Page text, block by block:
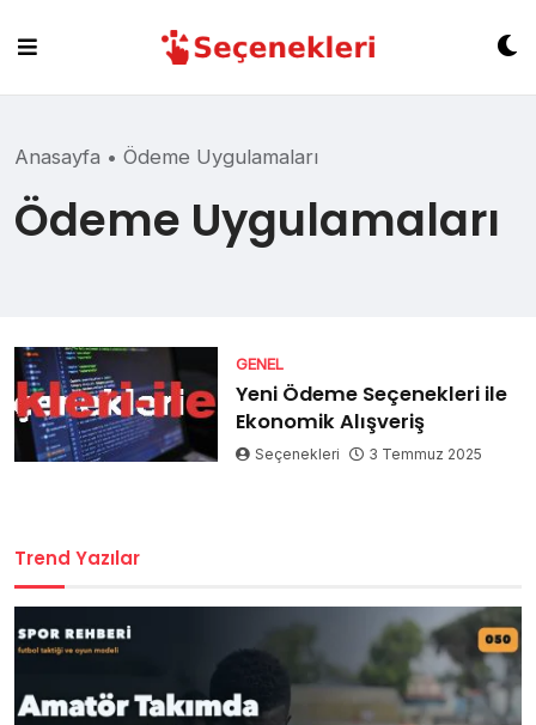
content
Anasayfa • Ödeme Uygulamaları
Ödeme Uygulamaları
GENEL
Yeni Ödeme Seçenekleri ile
Ekonomik Alışveriş
Seçenekleri 3 Temmuz 2025
Trend Yazılar